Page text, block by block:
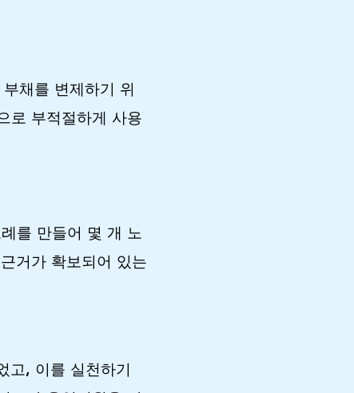
채를 변제하기 위
로 부적절하게 사용
를 만들어 몇 개 노
거가 확보되어 있는
고, 이를 실천하기